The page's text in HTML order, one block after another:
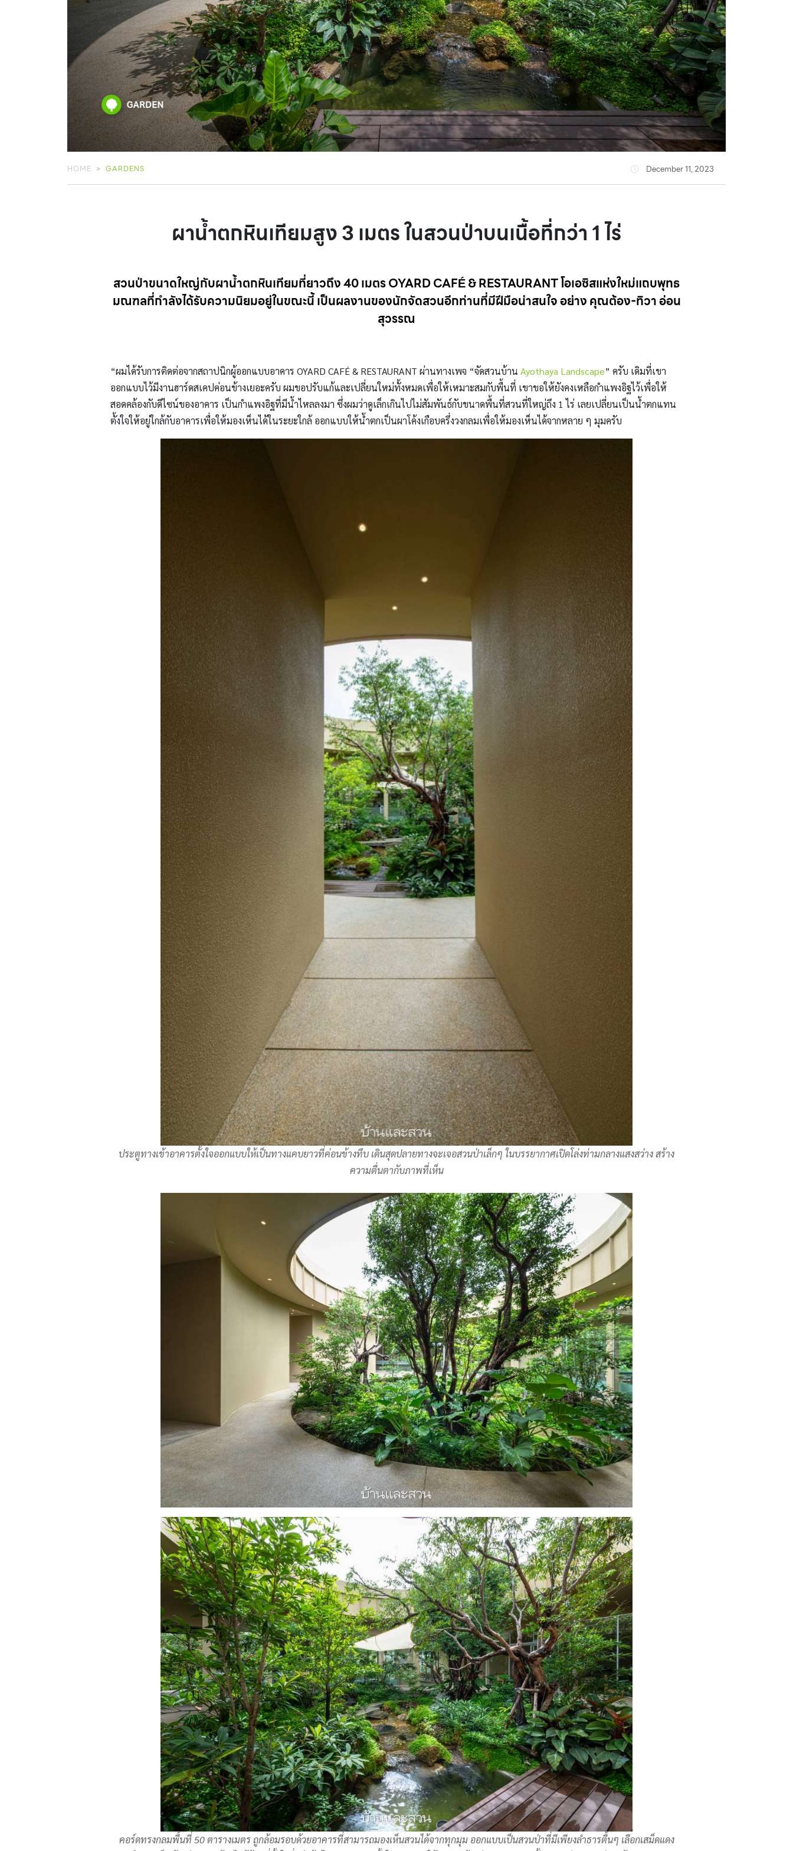
HOME GARDENS December 11, 2023
ผาน้ำตกหินเทียมสูง 3 เมตร ในสวนป่าบนเนื้อที่กว่า 1 ไร่
สวนป่าขนาดใหญ่กับผาน้ำตกหินเทียมที่ยาวถึง 40 เมตร OYARD CAFÉ & RESTAURANT โอเอซิสแห่งใหม่แถบพุทธ
มณฑลที่กำลังได้รับความนิยมอยู่ในขณะนี้ เป็นผลงานของนักจัดสวนอีกท่านที่มีฝีมือน่าสนใจ อย่าง คุณต้อง-ทิวา อ่อน
สุวรรณ
“ผมได้รับการติดต่อจากสถาปนิกผู้ออกแบบอาคาร OYARD CAFÉ & RESTAURANT ผ่านทางเพจ “จัดสวนบ้าน Ayothaya Landscape” ครับ เดิมที่เขา
ออกแบบไว้มีงานฮาร์ดสเคปค่อนข้างเยอะครับ ผมขอปรับแก้และเปลี่ยนใหม่ทั้งหมดเพื่อให้เหมาะสมกับพื้นที่ เขาขอให้ยังคงเหลือกำแพงอิฐไว้เพื่อให้
สอดคล้องกับดีไซน์ของอาคาร เป็นกำแพงอิฐที่มีน้ำไหลลงมา ซึ่งผมว่าดูเล็กเกินไปไม่สัมพันธ์กับขนาดพื้นที่สวนที่ใหญ่ถึง 1 ไร่ เลยเปลี่ยนเป็นน้ำตกแทน
ตั้งใจให้อยู่ใกล้กับอาคารเพื่อให้มองเห็นได้ในระยะใกล้ ออกแบบให้น้ำตกเป็นผาโค้งเกือบครึ่งวงกลมเพื่อให้มองเห็นได้จากหลาย ๆ มุมครับ
ประตูทางเข้าอาคารตั้งใจออกแบบให้เป็นทางแคบยาวที่ค่อนข้างทึบ เดินสุดปลายทางจะเจอสวนป่าเล็กๆ ในบรรยากาศเปิดโล่งท่ามกลางแสงสว่าง สร้าง
ความตื่นตากับภาพที่เห็น
คอร์ดทรงกลมพื้นที่ 50 ตารางเมตร ถูกล้อมรอบด้วยอาคารที่สามารถมองเห็นสวนได้จากทุกมุม ออกแบบเป็นสวนป่าที่มีเพียงลำธารตื้นๆ เลือกเสม็ดแดง